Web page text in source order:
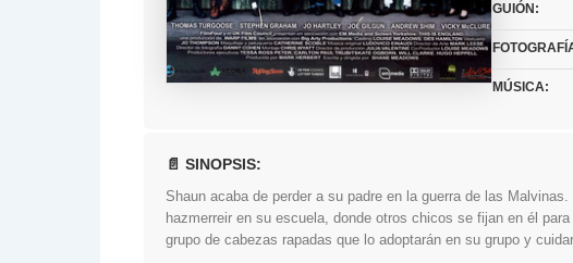
GUIÓN:
MÚSICA:
📄 SINOPSIS:
Shaun acaba de perder a su padre en la guerra de las
hazmerreir en su escuela, donde otros chicos se fijan en él
grupo de cabezas rapadas que lo adoptarán en su grupo y